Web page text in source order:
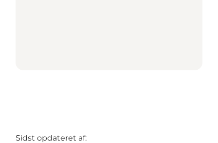
Sidst opdateret af: